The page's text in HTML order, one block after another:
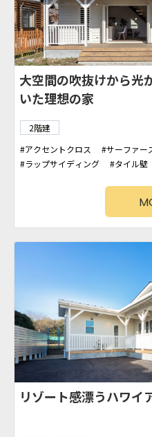
大空間の吹抜けから光
いた理想の家
2階建
アクセントクロス
サーファー
ラップサイディング
タイル壁
リゾート感漂うハワイ